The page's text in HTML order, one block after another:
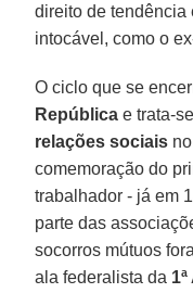
direito de tendência
intocável, como o
O ciclo que se
República e trata-
relações sociais no
comemoração do
trabalhador - já em
parte das
socorros mútuos
ala federalista da